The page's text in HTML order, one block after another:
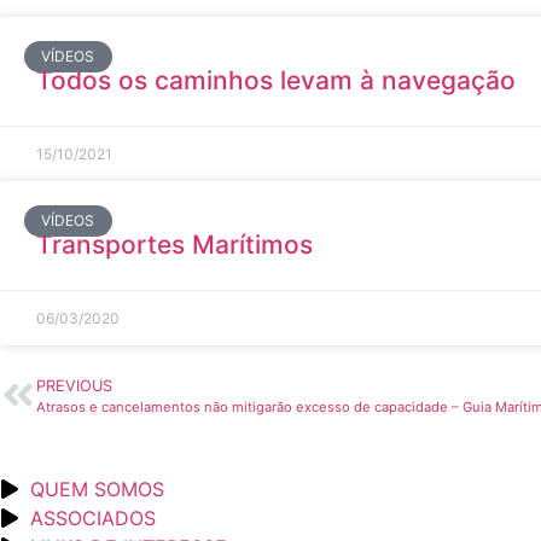
VÍDEOS
Todos os caminhos levam à navegação
15/10/2021
VÍDEOS
Transportes Marítimos
06/03/2020
PREVIOUS
Atrasos e cancelamentos não mitigarão excesso de capacidade – Guia
QUEM SOMOS
ASSOCIADOS